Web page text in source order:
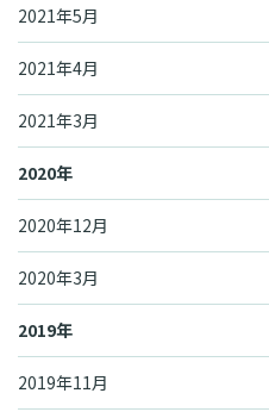
2021年5月
2021年4月
2021年3月
2020年
2020年12月
2020年3月
2019年
2019年11月